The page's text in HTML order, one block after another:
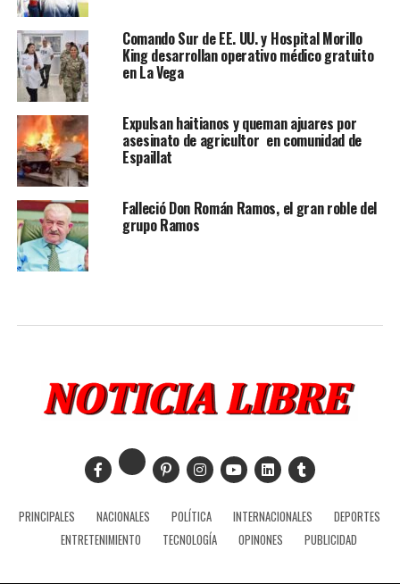
Comando Sur de EE. UU. y Hospital Morillo
King desarrollan operativo médico gratuito
en La Vega
Expulsan haitianos y queman ajuares por
asesinato de agricultor en comunidad de
Espaillat
Falleció Don Román Ramos, el gran roble del
grupo Ramos
PRINCIPALES NACIONALES POLÍTICA INTERNACIONALES
DEPORTES
ENTRETENIMIENTO
TECNOLOGÍA OPINONES PUBLICIDAD